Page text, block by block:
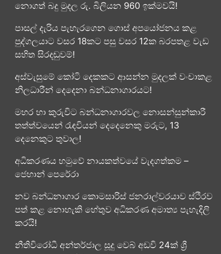
නොගත් බදු මුදල රු. බිලියන 960 ඉක්මවයි!
පාසල් දැරිය පැහැරගෙන ගොස් අපයෝජනය කළ
පුද්ගලයාට වසර 18කට පසු වසර 12ක බරපතළ වැඩ
සහිත සිරදඬුවම්!
අස්වැසුමේ කෝටි දෙකකට ආසන්න මුදලක් වංචාකළ
නිලධාරීන් දෙදෙනා බන්ධනාගාරයට!
මහර හා කුරුවිට බන්ධනාගාරවල නොසන්සුන්කාරී
තත්ත්වයෙන් රැඳවියන් දෙදෙනෙකු මරුට, 13
දෙනෙකුට තුවාල!
අධිකරණය හමුවේ නායකත්වයේ වැදගත්කම –
ජෙහාන් පෙරේරා
නව බන්ධනාගාර කොමසාරිස් ජනරාල්වරයාව ස්ථිරව
පත් කළ නොහැකි හේතුව අධිකරණ අමාත්‍ය පැහැදිලි
කරයි!
නීතිවිරෝධී අන්තර්ජාල සූදු වෙබ් අඩවි 24ක් ශ්‍රී